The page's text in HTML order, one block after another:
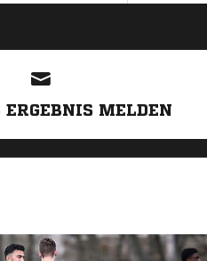
ERGEBNIS MELDEN